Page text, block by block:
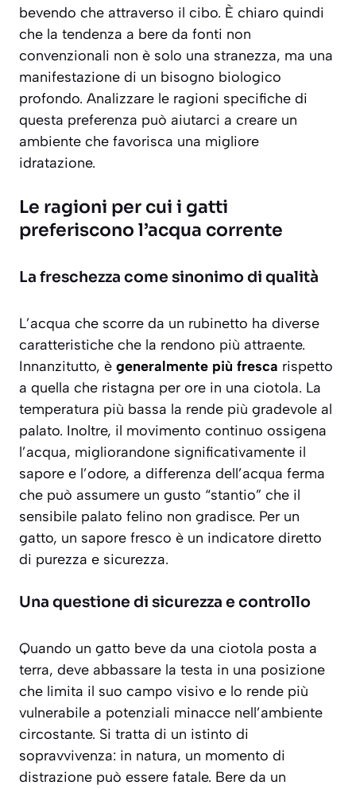
bevendo che attraverso il cibo. È chiaro quindi
che la tendenza a bere da fonti non
convenzionali non è solo una stranezza, ma una
manifestazione di un bisogno biologico
profondo. Analizzare le ragioni specifiche di
questa preferenza può aiutarci a creare un
ambiente che favorisca una migliore
idratazione.
Le ragioni per cui i gatti
preferiscono l’acqua corrente
La freschezza come sinonimo di qualità
L’acqua che scorre da un rubinetto ha diverse
caratteristiche che la rendono più attraente.
Innanzitutto, è generalmente più fresca rispetto
a quella che ristagna per ore in una ciotola. La
temperatura più bassa la rende più gradevole al
palato. Inoltre, il movimento continuo ossigena
l’acqua, migliorandone significativamente il
sapore e l’odore, a differenza dell’acqua ferma
che può assumere un gusto “stantio” che il
sensibile palato felino non gradisce. Per un
gatto, un sapore fresco è un indicatore diretto
di purezza e sicurezza.
Una questione di sicurezza e controllo
Quando un gatto beve da una ciotola posta a
terra, deve abbassare la testa in una posizione
che limita il suo campo visivo e lo rende più
vulnerabile a potenziali minacce nell’ambiente
circostante. Si tratta di un istinto di
sopravvivenza: in natura, un momento di
distrazione può essere fatale. Bere da un